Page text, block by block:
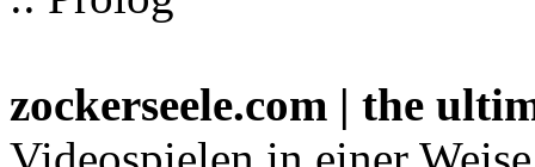
zockerseele.com | the